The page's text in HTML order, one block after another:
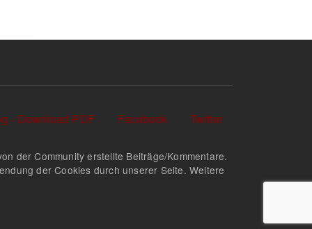
- Download PDF Facebook Twitter
der Community erstellte Beiträge/Kommentare.
der Cookies durch unserer Seite. Weitere